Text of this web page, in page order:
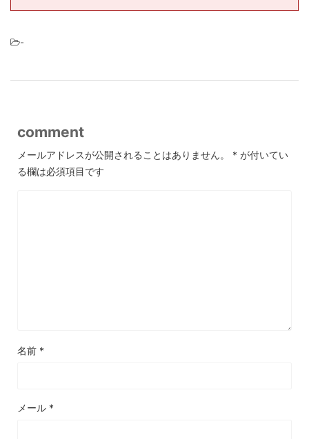
-
comment
メールアドレスが公開されることはありません。 * が付いてい
る欄は必須項目です
名前 *
メール *